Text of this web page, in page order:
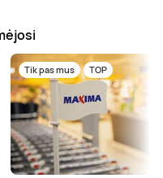
Tik pas mus TOP